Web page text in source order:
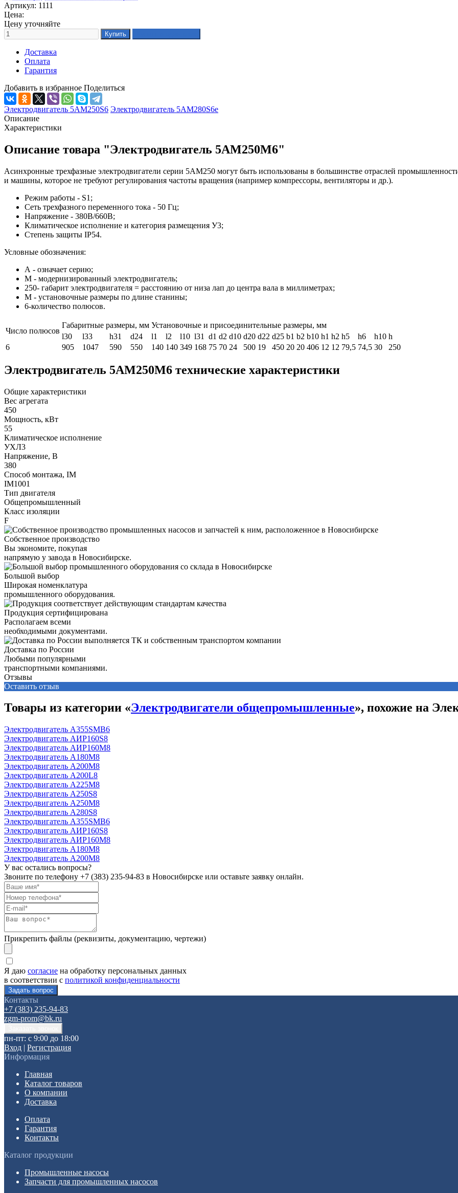
Артикул: 1111
Цена:
Цену уточняйте
Доставка
Оплата
Гарантия
Добавить в избранное Поделиться
Электродвигатель 5АМ250S6 Электродвигатель 5АМ280S6е
Описание
Характеристики
Описание товара "Электродвигатель 5АМ250М6"
Асинхронные трехфазные электродвигатели серии 5АМ250 могут быть использованы в большинстве отраслей
и машины, которое не требуют регулирования частоты вращения (например компрессоры, вентиляторы и др.).
Режим работы - S1;
Сеть трехфазного переменного тока - 50 Гц;
Напряжение - 380В/660В;
Климатическое исполнение и категория размещения У3;
Степень защиты IP54.
Условные обозначения:
А - означает серию;
М - модернизированный электродвигатель;
250- габарит электродвигателя = расстоянию от низа лап до центра вала в миллиметрах;
М - установочные размеры по длине станины;
6-количество полюсов.
Число полюсов
Габаритные размеры, мм Установочные и присоединительные размеры, мм
l30
l33 h31 d24 l1 l2 l10 l31 d1 d2 d10 d20 d22 d25 b1 b2 b10 h1 h2 h5 h6 h10 h
6
905 1047 590 550 140 140 349 168 75 70 24 500 19 450 20 20 406 12 12 79,5 74,5 30 250
Электродвигатель 5АМ250М6 технические характеристики
Общие характеристики
Вес агрегата
450
Мощность, кВт
55
Климатическое исполнение
УХЛ3
Напряжение, В
380
Способ монтажа, IM
IM1001
Тип двигателя
Общепромышленный
Класс изоляции
F
Собственное производство
Вы экономите, покупая
напрямую у завода в Новосибирске.
Большой выбор
Широкая номенклатура
промышленного оборудования.
Продукция сертифицирована
Располагаем всеми
необходимыми документами.
Доставка по России
Любыми популярными
транспортными компаниями.
Отзывы
Оставить отзыв
Товары из категории «Электродвигатели общепромышленные», похожие на
Электродвигатель А355SМВ6
Электродвигатель АИР160S8
Электродвигатель АИР160М8
Электродвигатель А180М8
Электродвигатель А200М8
Электродвигатель А200L8
Электродвигатель А225М8
Электродвигатель А250S8
Электродвигатель А250М8
Электродвигатель А280S8
Электродвигатель А355SМВ6
Электродвигатель АИР160S8
Электродвигатель АИР160М8
Электродвигатель А180М8
Электродвигатель А200М8
У вас остались вопросы?
Звоните по телефону +7 (383) 235-94-83 в Новосибирске или оставьте заявку онлайн.
Прикрепить файлы (реквизиты, документацию, чертежи)
Я даю согласие на обработку персональных данных
в соответствии с политикой конфиденциальности
Контакты
+7 (383) 235-94-83
zgm-prom@bk.ru
пн-пт: с 9:00 до 18:00
Вход | Регистрация
Информация
Главная
Каталог товаров
О компании
Доставка
Оплата
Гарантия
Контакты
Каталог продукции
Промышленные насосы
Запчасти для промышленных насосов